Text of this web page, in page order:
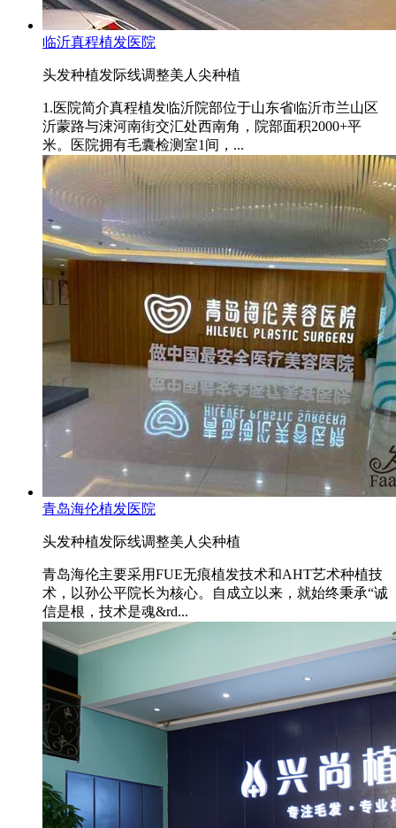
临沂真程植发医院
头发种植发际线调整美人尖种植
1.医院简介真程植发临沂院部位于山东省临沂市兰山区
沂蒙路与涑河南街交汇处西南角，院部面积2000+平
米。医院拥有毛囊检测室1间，...
青岛海伦植发医院
头发种植发际线调整美人尖种植
青岛海伦主要采用FUE无痕植发技术和AHT艺术种植技
术，以孙公平院长为核心。自成立以来，就始终秉承“诚
信是根，技术是魂&rd...